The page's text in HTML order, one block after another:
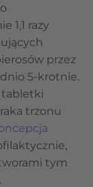
1,1 razy
przez
5-krotnie.
tabletki
trzonu
tym